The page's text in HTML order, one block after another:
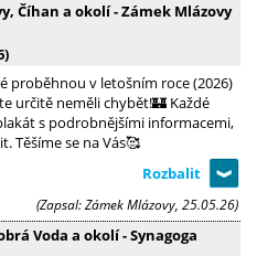
Číhan a okolí - Zámek Mlázovy
proběhnou v letošním roce (2026)
určitě neměli chybět!🏰 Každé
s podrobnějšími informacemi,
Těšíme se na Vás🥰
(Zapsal: Zámek Mlázovy, 25.05.26)
Voda a okolí - Synagoga